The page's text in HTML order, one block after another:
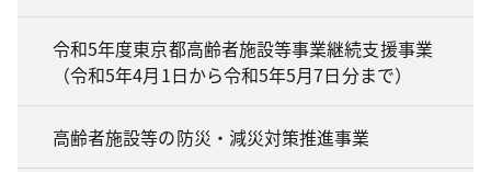
令和5年度東京都高齢者施設等事業継続支援事業
（令和5年4月1日から令和5年5月7日分まで）
高齢者施設等の防災・減災対策推進事業